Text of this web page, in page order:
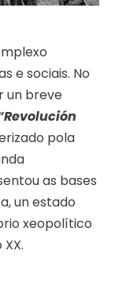
e sociais. No
un breve
pola
as bases
un estado
xeopolítico